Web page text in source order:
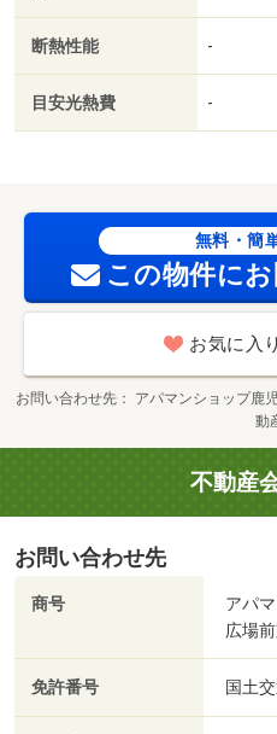
断熱性能 -
目安光熱費 -
無料・簡
この物件に
お気に入
お問い合わせ先
アパマンショップ鹿
動
不動産
お問い合わせ先
商号
アパ
広場
免許番号 国土